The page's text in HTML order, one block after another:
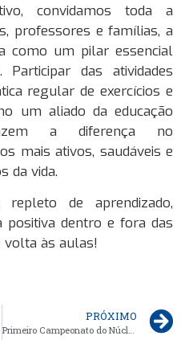
convidamos toda a
professores e famílias, a
como um pilar essencial
das atividades
regular de exercícios e
um aliado da educação
a diferença no
mais ativos, saudáveis e
da vida.
de aprendizado,
positiva dentro e fora das
volta às aulas!
PRÓXIMO
Primeiro Campeonato do Núcleo da Torre marca início de uma grande jornada esportiva